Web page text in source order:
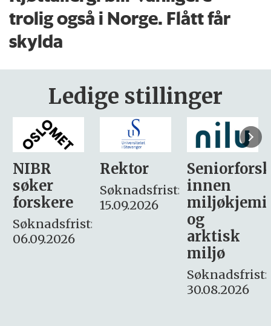
trolig også i Norge. Flått får
skylda
Ledige stillinger
Rektor
Søknadsfrist:
15.09.2026
Seniorforsker
innen
miljøkjemi
søker
– fast
Søknadsfrist:
16. august.